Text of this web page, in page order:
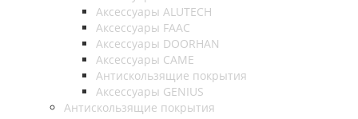
Аксессуары ALUTECH
Аксессуары FAAC
Аксессуары DOORHAN
Аксессуары CAME
Антискользящие покрытия
Аксессуары GENIUS
Антискользящие покрытия